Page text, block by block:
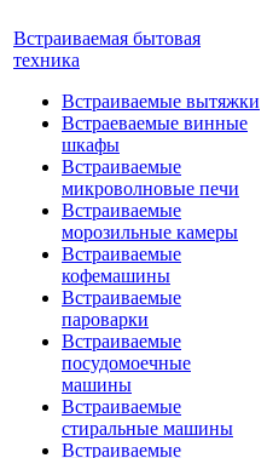
Встраиваемая бытовая
техника
Встраиваемые вытяжки
Встраеваемые винные
шкафы
Встраиваемые
микроволновые печи
Встраиваемые
морозильные камеры
Встраиваемые
кофемашины
Встраиваемые
пароварки
Встраиваемые
посудомоечные
машины
Встраиваемые
стиральные машины
Встраиваемые